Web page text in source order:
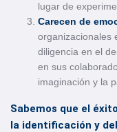
lugar de
Carecen de
organizacionales
diligencia en el
en sus
imaginación y la
Sabemos que el
la identificación y